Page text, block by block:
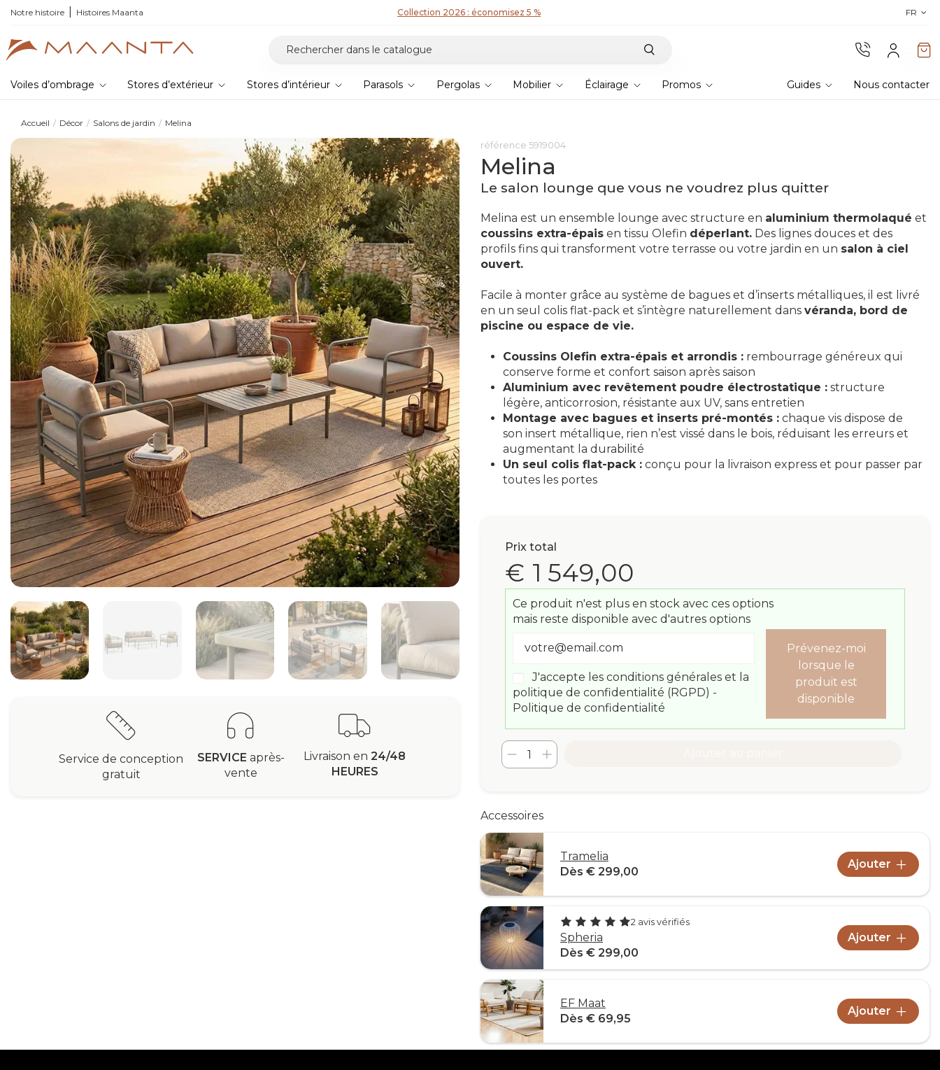
Notre histoire Histoires Maanta
la nouvelle pergola bioclimatique Collection 2026 : économisez 5 % ! Commandez des FR
Voiles d’ombrage Stores d’extérieur Stores d’intérieur Parasols Pergolas Mobilier Éclairage Promos Guides Nous contacter
Accueil Décor Salons de jardin Melina
Service de conception
gratuit
SERVICE après-
vente
Livraison en24/48
HEURES
référence 5919004
Melina
Le salon lounge que vous ne voudrez plus quitter
Melina est un ensemble lounge avec structure en aluminium thermolaqué et
coussins extra-épais en tissu Olefin déperlant. Des lignes douces et des
profils fins qui transforment votre terrasse ou votre jardin en un salon à ciel
ouvert.
Facile à monter grâce au système de bagues et d’inserts métalliques, il est livré
en un seul colis flat-pack et s’intègre naturellement dans véranda, bord de
piscine ou espace de vie.
Coussins Olefin extra-épais et arrondis : rembourrage généreux qui
conserve forme et confort saison après saison
Aluminium avec revêtement poudre électrostatique : structure
légère, anticorrosion, résistante aux UV, sans entretien
Montage avec bagues et inserts pré-montés : chaque vis dispose de
son insert métallique, rien n’est vissé dans le bois, réduisant les erreurs et
augmentant la durabilité
Un seul colis flat-pack : conçu pour la livraison express et pour passer par
toutes les portes
Prix total
€ 1 549,00
Ce produit n'est plus en stock avec ces options
mais reste disponible avec d'autres options
J'accepte les conditions générales et la
politique de confidentialité (RGPD) -
Politique de confidentialité
Prévenez-moi
lorsque le
produit est
disponible
Accessoires
Tramelia
Dès € 299,00
Ajouter
2 avis vérifiés
Spheria
Dès € 299,00
Ajouter
EF Maat
Dès € 69,95
Ajouter